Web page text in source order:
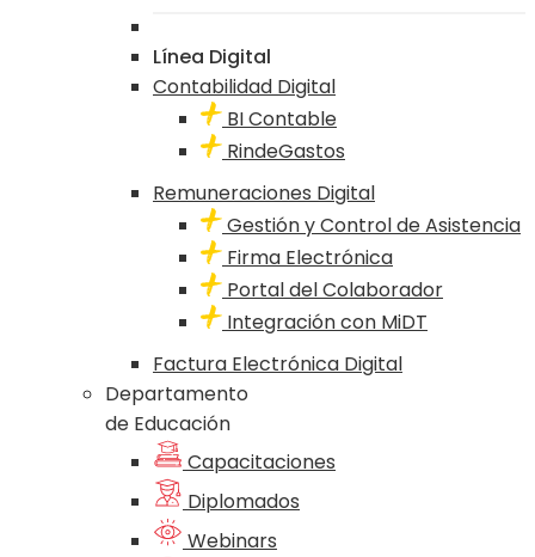
Línea Digital
Contabilidad Digital
BI Contable
RindeGastos
Remuneraciones Digital
Gestión y Control de Asistencia
Firma Electrónica
Portal del Colaborador
Integración con MiDT
Factura Electrónica Digital
Departamento
de Educación
Capacitaciones
Diplomados
Webinars